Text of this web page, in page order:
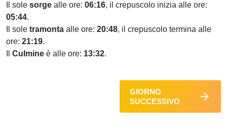
Il sole sorge alle ore: 06:16, il crepuscolo inizia alle ore:
05:44.
Il sole tramonta alle ore: 20:48, il crepuscolo termina alle
ore: 21:19.
Culmine è alle ore: 13:32.
GIORNO
SUCCESSIVO